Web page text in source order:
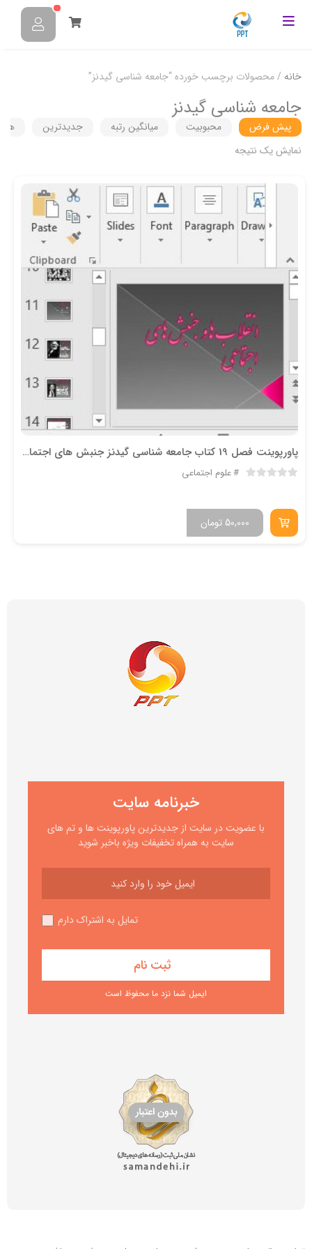
خانه / محصولات برچسب خورده “جامعه شناسی گیدنز”
جامعه شناسی گیدنز
پیش فرض محبوبیت میانگین رتبه جدیدترین
نمایش یک نتیجه
پاورپوینت فصل 19 کتاب جامعه شناسی گیدنز جنبش های اجتماعی
علوم اجتماعی
تومان 50,000
خبرنامه سایت
با عضویت در سایت از جدیدترین پاورپوینت ها و تم های
سایت به همراه تخفیفات ویژه باخبر شوید
تمایل به اشتراک دارم
ایمیل شما نزد ما محفوظ است